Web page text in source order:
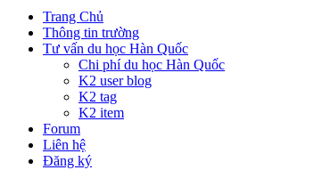
Trang Chủ
Thông tin trường
Tư vấn du học Hàn Quốc
Chi phí du học Hàn Quốc
K2 user blog
K2 tag
K2 item
Forum
Liên hệ
Đăng ký